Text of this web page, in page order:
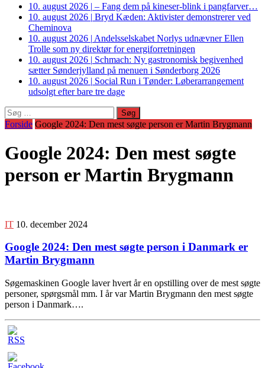
10. august 2026 | – Fang dem på kineser-blink i pangfarver…
10. august 2026 | Bryd Kæden: Aktivister demonstrerer ved
Cheminova
10. august 2026 | Andelsselskabet Norlys udnævner Ellen
Trolle som ny direktør for energiforretningen
10. august 2026 | Schmach: Ny gastronomisk begivenhed
sætter Sønderjylland på menuen i Sønderborg 2026
10. august 2026 | Social Run i Tønder: Løberarrangement
udsolgt efter bare tre dage
Søg
efter:
Forside Google 2024: Den mest søgte person er Martin Brygmann
Google 2024: Den mest søgte
person er Martin Brygmann
IT 10. december 2024
Google 2024: Den mest søgte person i Danmark er
Martin Brygmann
Søgemaskinen Google laver hvert år en opstilling over de mest søgte
personer, spørgsmål mm. I år var Martin Brygmann den mest søgte
person i Danmark….